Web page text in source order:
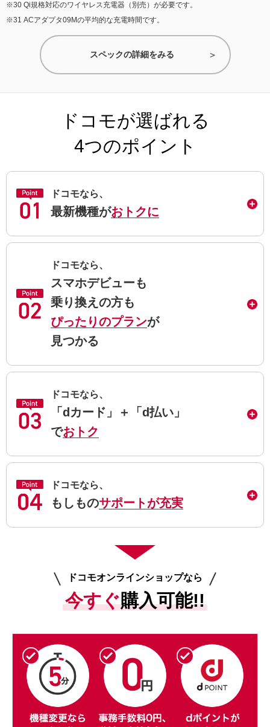
Qi規格対応のワイヤレス充電器（別売）が必要です。
ACアダプタ09Mの平均的な充電時間です。
スペックの詳細をみる
ドコモが選ばれる
4つのポイント
ドコモなら、
最新機種がおトクに
ドコモなら、
スマホデビューも
乗り換えの方も
ぴったりのプランが
見つかる
ドコモなら、
「dカード」＋「d払い」
でおトク
ドコモなら、
もしものサポートが充実
ドコモオンラインショップなら
今すぐ購入可能!!